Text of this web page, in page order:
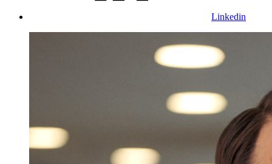
Linkedin